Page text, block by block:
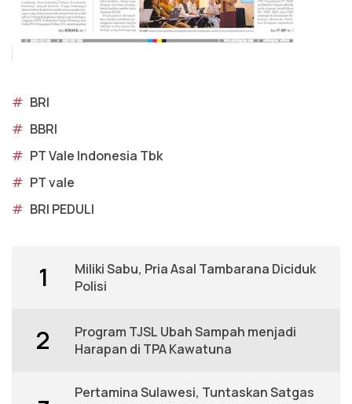
# BRI
# BBRI
# PT Vale Indonesia Tbk
# PT vale
# BRI PEDULI
1
Miliki Sabu, Pria Asal Tambarana Diciduk
Polisi
2
Program TJSL Ubah Sampah menjadi
Harapan di TPA Kawatuna
Pertamina Sulawesi, Tuntaskan Satgas